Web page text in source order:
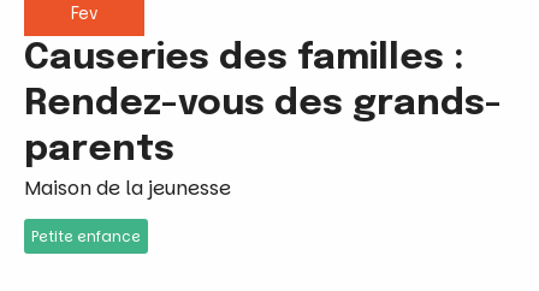
Fev
Causeries des familles :
Rendez-vous des grands-
parents
Maison de la jeunesse
Petite enfance